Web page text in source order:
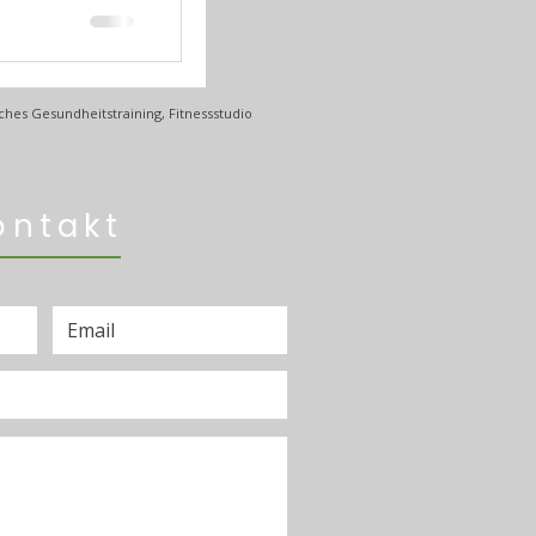
und fit
Gesundheitstraining, Fitnessstudio